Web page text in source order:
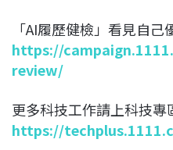
「AI履歷健檢」看見自己
https://
review/
更多科技工作請上科技專
https://